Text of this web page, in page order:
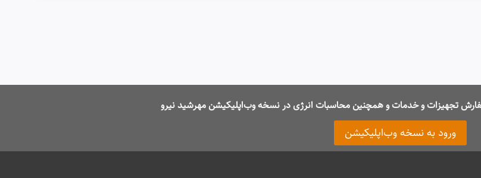
تجهیزات و خدمات و همچنین محاسبات انرژی در نسخه وب‌اپلیکیشن مهرشید نیرو
ورود به نسخه وب‌اپلیکیشن